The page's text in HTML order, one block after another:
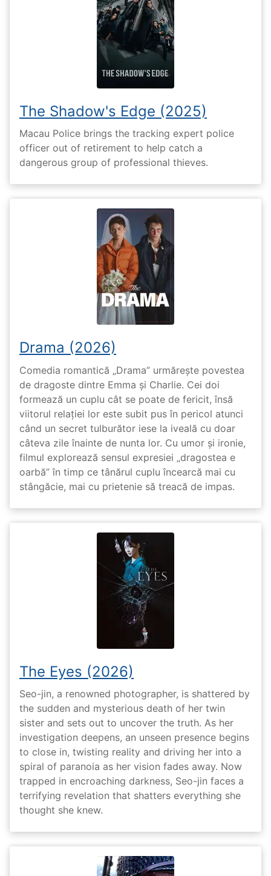
The Shadow's Edge (2025)
Macau Police brings the tracking expert police
officer out of retirement to help catch a
dangerous group of professional thieves.
Drama (2026)
Comedia romantică „Drama” urmărește povestea
de dragoste dintre Emma și Charlie. Cei doi
formează un cuplu cât se poate de fericit, însă
viitorul relației lor este subit pus în pericol atunci
când un secret tulburător iese la iveală cu doar
câteva zile înainte de nunta lor. Cu umor și ironie,
filmul explorează sensul expresiei „dragostea e
oarbă” în timp ce tânărul cuplu încearcă mai cu
stângăcie, mai cu prietenie să treacă de impas.
The Eyes (2026)
Seo-jin, a renowned photographer, is shattered by
the sudden and mysterious death of her twin
sister and sets out to uncover the truth. As her
investigation deepens, an unseen presence begins
to close in, twisting reality and driving her into a
spiral of paranoia as her vision fades away. Now
trapped in encroaching darkness, Seo-jin faces a
terrifying revelation that shatters everything she
thought she knew.